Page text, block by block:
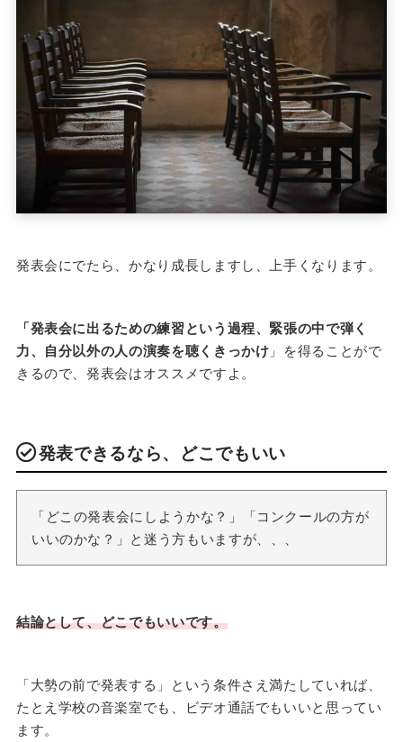
発表会にでたら、かなり成長しますし、上手くなります。
「発表会に出るための練習という過程、緊張の中で弾く
力、自分以外の人の演奏を聴くきっかけ 」を得ることがで
きるので、発表会はオススメですよ。
発表できるなら、どこでもいい
「どこの発表会にしようかな？」「コンクールの方が
いいのかな？」と迷う方もいますが、、、
結論として、どこでもいいです。
「大勢の前で発表する」という条件さえ満たしていれば、
たとえ学校の音楽室でも、ビデオ通話でもいいと思ってい
ます。